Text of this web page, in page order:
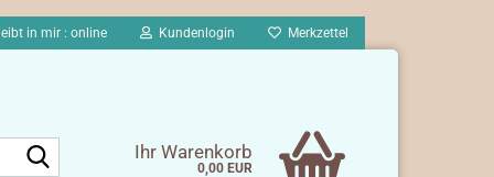
in mir : online Kundenlogin Merkzettel
Ihr Warenkorb
0,00 EUR